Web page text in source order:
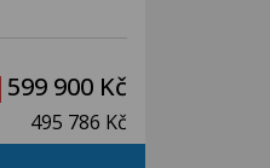
599 900 Kč
495 786 Kč